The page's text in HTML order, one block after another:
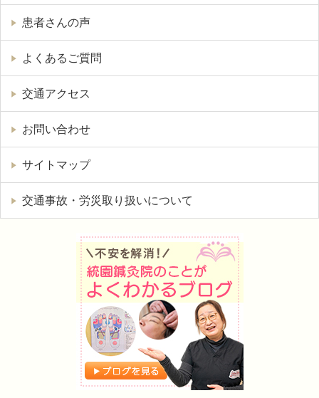
患者さんの声
よくあるご質問
交通アクセス
お問い合わせ
サイトマップ
交通事故・労災取り扱いについて